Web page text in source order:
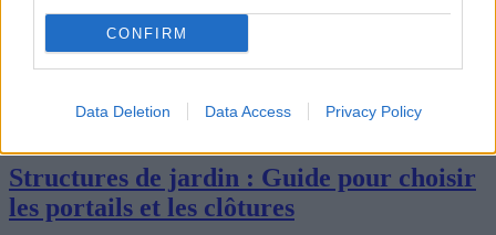
CONFIRM
Data Deletion Data Access Privacy Policy
Structures de jardin : Guide pour choisir
les portails et les clôtures